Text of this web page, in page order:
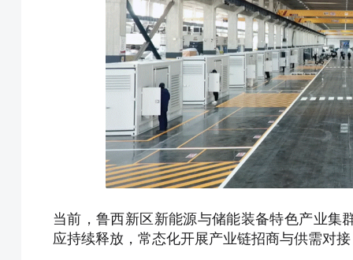
当前，鲁西新区新能源与储能装备特色产业集
应持续释放，常态化开展产业链招商与供需对